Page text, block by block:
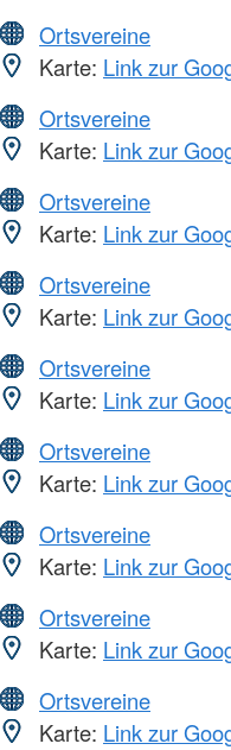
Ortsvereine
Karte: Link zur
Ortsvereine
Karte: Link zur
Ortsvereine
Karte: Link zur
Ortsvereine
Karte: Link zur
Ortsvereine
Karte: Link zur
Ortsvereine
Karte: Link zur
Ortsvereine
Karte: Link zur
Ortsvereine
Karte: Link zur
Ortsvereine
Karte: Link zur